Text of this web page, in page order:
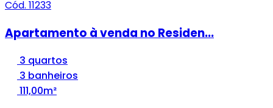
Cód. 11233
Apartamento à venda no Residen...
3 quartos
3 banheiros
111,00m²